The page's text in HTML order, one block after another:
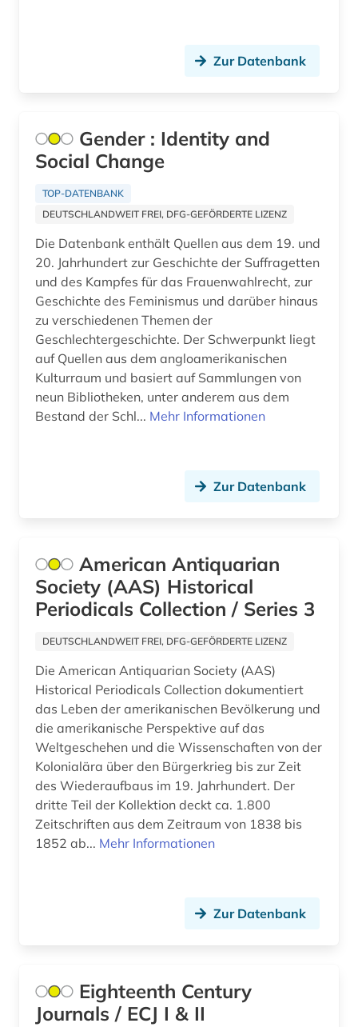
finanzstatistik (1)
florida (2)
forschung (7)
forschungsdaten (1)
forschungsprojekt (2)
fotografie (2)
frankreich (4)
franziszeische landesaufnahme (1)
franziszeischer kataster (1)
frauenbild (2)
frauenwahlrecht (2)
geheimdienst (4)
genealogie (1)
geologie (1)
geopolitik (1)
geowissenschaften (1)
gerichtsentscheidung (1)
geschichte (67)
geschichte 1492-1820 (1)
geschichte 1500-1900 (1)
Zur Datenbank
Gender : Identity and
Social Change
TOP-DATENBANK
DEUTSCHLANDWEIT FREI, DFG-GEFÖRDERTE LIZENZ
Die Datenbank enthält Quellen aus dem 19. und
20. Jahrhundert zur Geschichte der Suffragetten
und des Kampfes für das Frauenwahlrecht, zur
Geschichte des Feminismus und darüber hinaus
zu verschiedenen Themen der
Geschlechtergeschichte. Der Schwerpunkt liegt
auf Quellen aus dem angloamerikanischen
Kulturraum und basiert auf Sammlungen von
neun Bibliotheken, unter anderem aus dem
Bestand der Schl... Mehr Informationen
Zur Datenbank
American Antiquarian
Society (AAS) Historical
Periodicals Collection / Series 3
DEUTSCHLANDWEIT FREI, DFG-GEFÖRDERTE LIZENZ
Die American Antiquarian Society (AAS)
Historical Periodicals Collection dokumentiert
das Leben der amerikanischen Bevölkerung und
die amerikanische Perspektive auf das
Weltgeschehen und die Wissenschaften von der
Kolonialära über den Bürgerkrieg bis zur Zeit
des Wiederaufbaus im 19. Jahrhundert. Der
dritte Teil der Kollektion deckt ca. 1.800
Zeitschriften aus dem Zeitraum von 1838 bis
1852 ab... Mehr Informationen
Zur Datenbank
Eighteenth Century
Journals / ECJ I & II